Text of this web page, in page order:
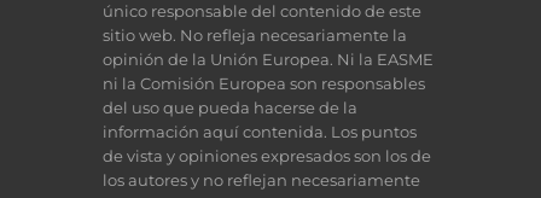
único responsable del contenido de este
sitio web. No refleja necesariamente la
opinión de la Unión Europea. Ni la EASME
ni la Comisión Europea son responsables
del uso que pueda hacerse de la
información aquí contenida. Los puntos
de vista y opiniones expresados son los de
los autores y no reflejan necesariamente